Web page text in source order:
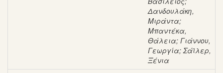
Δανδουλάκη,
Μιράντα;
Μπαντέκα,
Θάλεια; Γιάννου,
Γεωργία;Σάϊλερ,
Ξένια